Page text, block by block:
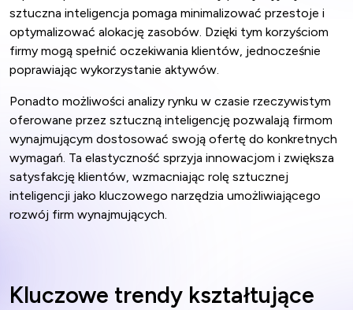
sztuczna inteligencja pomaga minimalizować przestoje i
optymalizować alokację zasobów. Dzięki tym korzyściom
firmy mogą spełnić oczekiwania klientów, jednocześnie
poprawiając wykorzystanie aktywów.
Ponadto możliwości analizy rynku w czasie rzeczywistym
oferowane przez sztuczną inteligencję pozwalają firmom
wynajmującym dostosować swoją ofertę do konkretnych
wymagań. Ta elastyczność sprzyja innowacjom i zwiększa
satysfakcję klientów, wzmacniając rolę sztucznej
inteligencji jako kluczowego narzędzia umożliwiającego
rozwój firm wynajmujących.
Kluczowe trendy kształtujące